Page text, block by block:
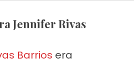
Jennifer Rivas
Barrios era